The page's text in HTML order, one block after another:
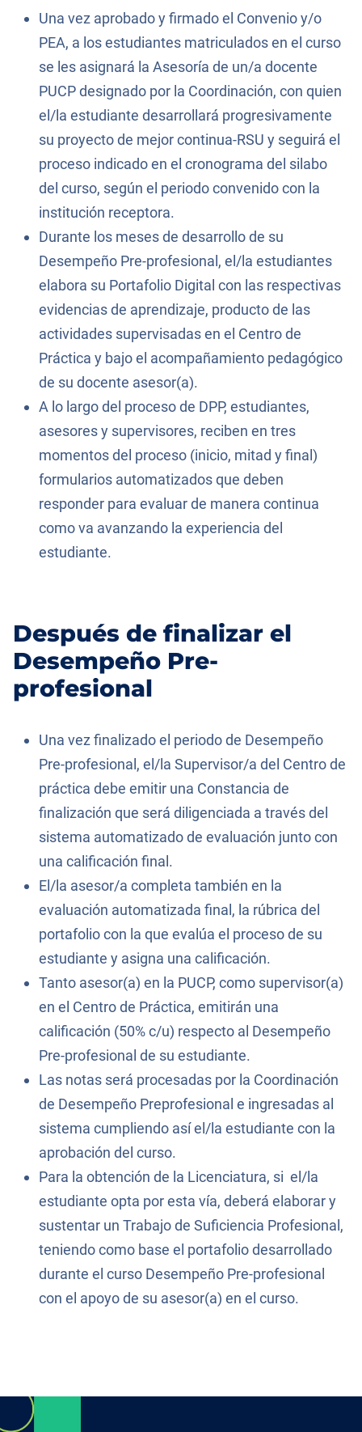
Una vez aprobado y firmado el Convenio y/o
PEA, a los estudiantes matriculados en el curso
se les asignará la Asesoría de un/a docente
PUCP designado por la Coordinación, con quien
el/la estudiante desarrollará progresivamente
su proyecto de mejor continua-RSU y seguirá el
proceso indicado en el cronograma del silabo
del curso, según el periodo convenido con la
institución receptora.
Durante los meses de desarrollo de su
Desempeño Pre-profesional, el/la estudiantes
elabora su Portafolio Digital con las respectivas
evidencias de aprendizaje, producto de las
actividades supervisadas en el Centro de
Práctica y bajo el acompañamiento pedagógico
de su docente asesor(a).
A lo largo del proceso de DPP, estudiantes,
asesores y supervisores, reciben en tres
momentos del proceso (inicio, mitad y final)
formularios automatizados que deben
responder para evaluar de manera continua
como va avanzando la experiencia del
estudiante.
Después de finalizar el
Desempeño Pre-
profesional
Una vez finalizado el periodo de Desempeño
Pre-profesional, el/la Supervisor/a del Centro de
práctica debe emitir una Constancia de
finalización que será diligenciada a través del
sistema automatizado de evaluación junto con
una calificación final.
El/la asesor/a completa también en la
evaluación automatizada final, la rúbrica del
portafolio con la que evalúa el proceso de su
estudiante y asigna una calificación.
Tanto asesor(a) en la PUCP, como supervisor(a)
en el Centro de Práctica, emitirán una
calificación (50% c/u) respecto al Desempeño
Pre-profesional de su estudiante.
Las notas será procesadas por la Coordinación
de Desempeño Preprofesional e ingresadas al
sistema cumpliendo así el/la estudiante con la
aprobación del curso.
Para la obtención de la Licenciatura, si el/la
estudiante opta por esta vía, deberá elaborar y
sustentar un Trabajo de Suficiencia Profesional,
teniendo como base el portafolio desarrollado
durante el curso Desempeño Pre-profesional
con el apoyo de su asesor(a) en el curso.